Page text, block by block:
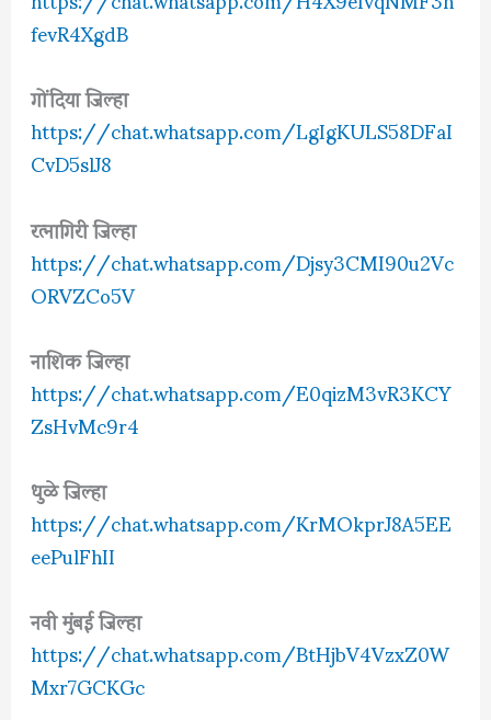
fevR4XgdB
गोंदिया जिल्हा
https://chat.whatsapp.com/LgIgKULS58DFaI
CvD5slJ8
रत्नागिरी जिल्हा
https://chat.whatsapp.com/Djsy3CMI90u2Vc
ORVZCo5V
नाशिक जिल्हा
https://chat.whatsapp.com/E0qizM3vR3KCY
ZsHvMc9r4
धुळे जिल्हा
https://chat.whatsapp.com/KrMOkprJ8A5EE
eePulFhII
नवी मुंबई जिल्हा
https://chat.whatsapp.com/BtHjbV4VzxZ0W
Mxr7GCKGc